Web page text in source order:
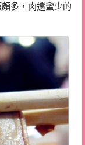
多，肉還蠻少的